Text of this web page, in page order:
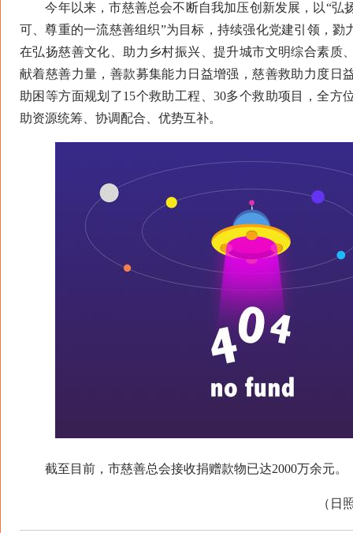
今年以来，市慈善总会不断自我加压创新发展，以“弘
可、尊重的一流慈善组织”为目标，持续强化党建引领，勠
在弘扬慈善文化、助力乡村振兴、提升城市文明综合素质
献着慈善力量，善款募集能力日益增强，慈善救助力度日
助困等方面规划了15个救助工程、30多个救助项目，全方
助资源统筹、协调配合、优势互补。
截至目前，市慈善总会接收捐赠款物已达2000万余元。
（日照